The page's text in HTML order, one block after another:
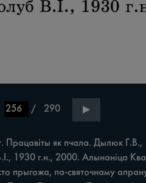
/ 290 ▶
як пчала. Дылюк
1930 г.н., 2000. Алынаніца
па-святочнаму